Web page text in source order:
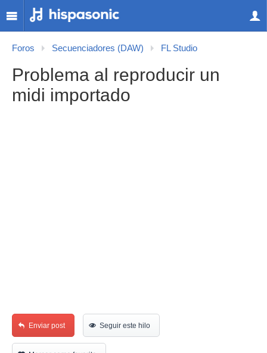
Foros Secuenciadores (DAW) FL Studio
Problema al reproducir un
midi importado
Enviar post Seguir este hilo